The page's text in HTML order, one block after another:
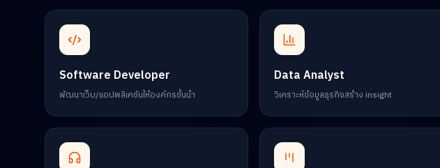
Software Developer
พัฒนาเว็บ/แอปพลิเคชันให้องค์กรชั้นนำ
Data Analyst
วิเคราะห์ข้อมูลธุรกิจสร้าง insight